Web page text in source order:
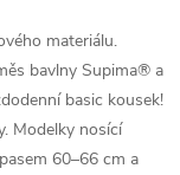
materiálu.
bavlny Supima® a
basic kousek!
Modelky nosící
60–66 cm a